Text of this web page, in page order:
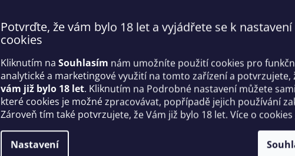
Potvrďte, že vám bylo 18 let a vyjádřete se k nastavení
cookies
Kliknutím na Souhlasím nám umožníte použití cookies pro
analytické a marketingové využití na tomto zařízení a potvrzujete,
vám již bylo 18 let. Kliknutím na Podrobné nastavení můžete
které cookies je možné zpracovávat, popřípadě jejich používání
Zároveň tím také potvrzujete, že Vám již bylo 18 let. Více o cookies
Nastavení
Pánské slipy Chill slip - Anais Pánský top Chill top - Anais